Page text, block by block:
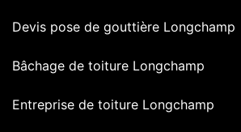
Devis pose de gouttière Longchamp
Bâchage de toiture Longchamp
Entreprise de toiture Longchamp